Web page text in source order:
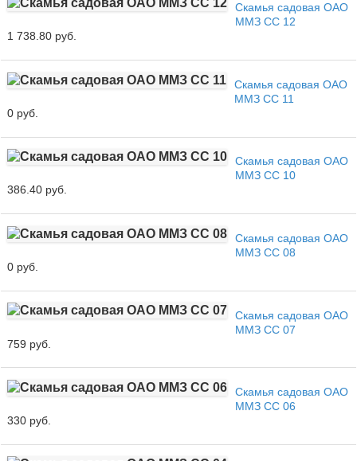
Скамья садовая ОАО
ММЗ СС 12
1 738.80 руб.
Скамья садовая ОАО
ММЗ СС 11
0 руб.
Скамья садовая ОАО
ММЗ СС 10
386.40 руб.
Скамья садовая ОАО
ММЗ СС 08
0 руб.
Скамья садовая ОАО
ММЗ СС 07
759 руб.
Скамья садовая ОАО
ММЗ СС 06
330 руб.